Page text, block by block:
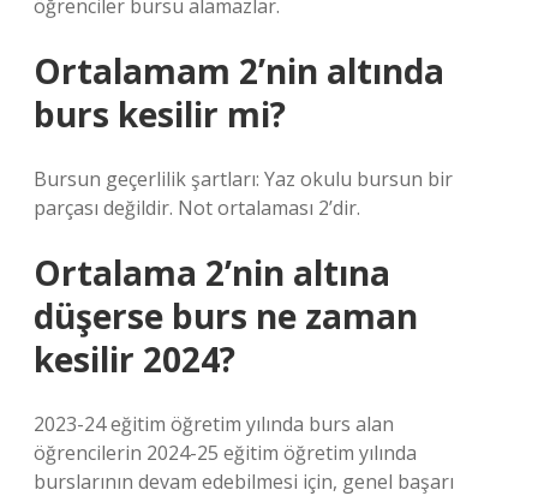
öğrenciler bursu alamazlar.
Ortalamam 2’nin altında
burs kesilir mi?
Bursun geçerlilik şartları: Yaz okulu bursun bir
parçası değildir. Not ortalaması 2’dir.
Ortalama 2’nin altına
düşerse burs ne zaman
kesilir 2024?
2023-24 eğitim öğretim yılında burs alan
öğrencilerin 2024-25 eğitim öğretim yılında
burslarının devam edebilmesi için, genel başarı